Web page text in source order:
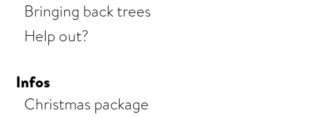
Bringing back trees
Help out?
Infos
Christmas package